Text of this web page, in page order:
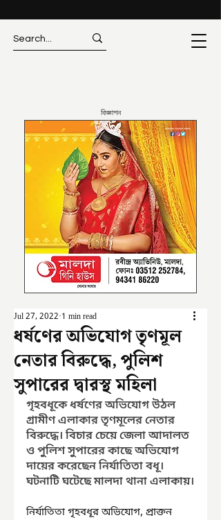
বিজ্ঞাপন
ধর্ষণের অভিযোগ তৃণমূল
নেতার বিরুদ্ধে, পুলিশ
সুপারের দ্বারস্থ মহিলা
Jul 27, 2022 1 min read
গৃহবধূকে ধর্ষণের অভিযোগ উঠল
গ্রামীণ এলাকার তৃণমূলের নেতার
বিরুদ্ধে। বিচার চেয়ে জেলা আদালত
ও পুলিশ সুপারের কাছে অভিযোগ
দায়ের করেছেন নির্যাতিতা বধূ।
ঘটনাটি ঘটেছে মালদা থানা এলাকায়।
নির্যাতিতা গৃহবধূর অভিযোগ, প্রাক্তন